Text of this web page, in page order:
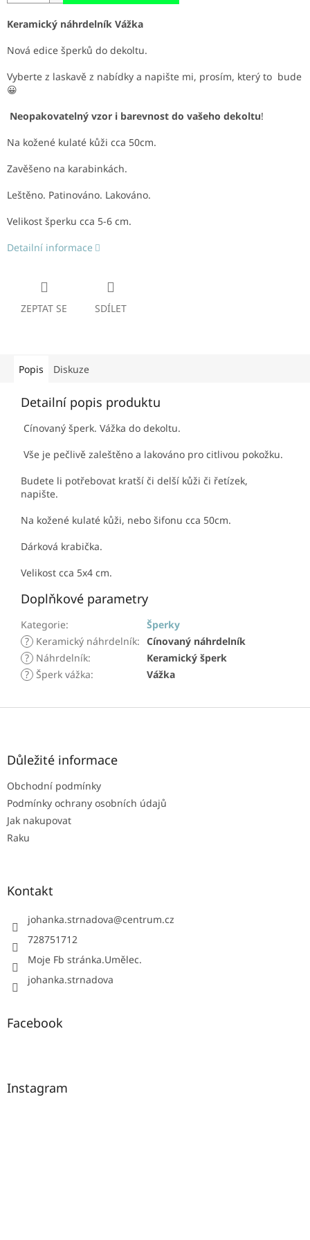
Keramický náhrdelník Vážka
Nová edice šperků do dekoltu.
Vyberte z laskavě z nabídky a napište mi, prosím, který to bude
😀
Neopakovatelný vzor i barevnost do vašeho dekoltu!
Na kožené kulaté kůži cca 50cm.
Zavěšeno na karabinkách.
Leštěno. Patinováno. Lakováno.
Velikost šperku cca 5-6 cm.
Detailní informace
ZEPTAT SE SDÍLET
Popis Diskuze
Detailní popis produktu
Cínovaný šperk. Vážka do dekoltu.
Vše je pečlivě zaleštěno a lakováno pro citlivou pokožku.
Budete li potřebovat kratší či delší kůži či řetízek,
napište.
Na kožené kulaté kůži, nebo šifonu cca 50cm.
Dárková krabička.
Velikost cca 5x4 cm.
Doplňkové parametry
Kategorie:
Šperky
? Keramický náhrdelník: Cínovaný náhrdelník
? Náhrdelník:
Keramický šperk
? Šperk vážka: Vážka
Z
Důležité informace
Obchodní podmínky
Podmínky ochrany osobních údajů
Jak nakupovat
Raku
Kontakt
johanka.strnadova@centrum.cz
728751712
Moje Fb stránka.Umělec.
johanka.strnadova
Facebook
Instagram